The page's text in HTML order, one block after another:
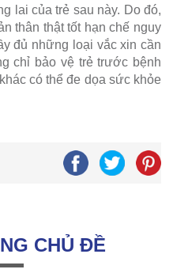
lai của trẻ sau này. Do đó,
thân thật tốt hạn chế nguy
đủ những loại vắc xin cần
chỉ bảo vệ trẻ trước bệnh
có thể đe dọa sức khỏe
CHỦ ĐỀ